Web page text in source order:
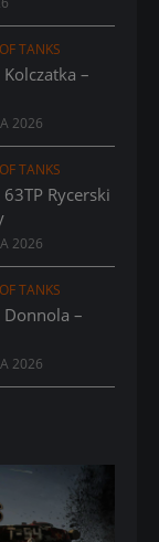
TANKS
Kolczatka –
2026
TANKS
63TP Rycerski
2026
TANKS
Donnola –
2026